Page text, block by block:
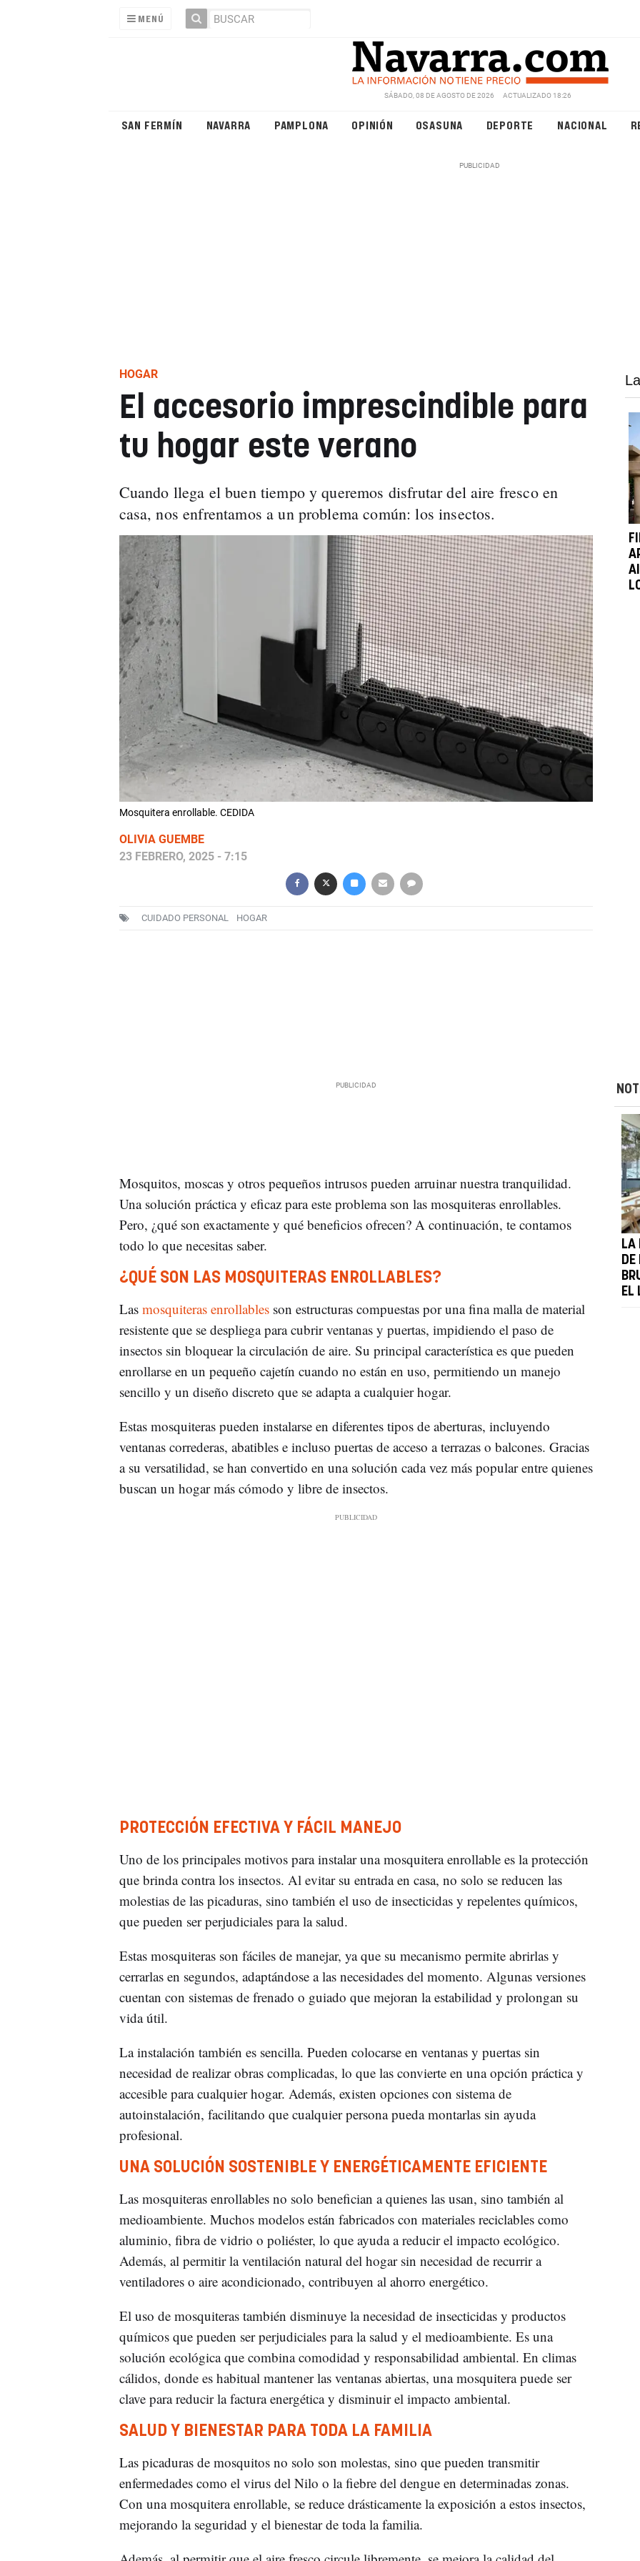
MENÚ
SÁBADO, 08 DE AGOSTO DE 2026 ACTUALIZADO 18:26
SAN FERMÍN NAVARRA PAMPLONA OPINIÓN OSASUNA DEPORTE NACIONAL
HOGAR
El accesorio imprescindible para
tu hogar este verano
Cuando llega el buen tiempo y queremos disfrutar del aire fresco en
casa, nos enfrentamos a un problema común: los insectos.
Mosquitera enrollable. CEDIDA
OLIVIA GUEMBE
23 FEBRERO, 2025 - 7:15
CUIDADO PERSONAL HOGAR
Mosquitos, moscas y otros pequeños intrusos pueden arruinar nuestra tranquilidad.
Una solución práctica y eficaz para este problema son las mosquiteras enrollables.
Pero, ¿qué son exactamente y qué beneficios ofrecen? A continuación, te contamos
todo lo que necesitas saber.
¿QUÉ SON LAS MOSQUITERAS ENROLLABLES?
Las mosquiteras enrollablesson estructuras compuestas por una fina malla de material
resistente que se despliega para cubrir ventanas y puertas, impidiendo el paso de
insectos sin bloquear la circulación de aire. Su principal característica es que pueden
enrollarse en un pequeño cajetín cuando no están en uso, permitiendo un manejo
sencillo y un diseño discreto que se adapta a cualquier hogar.
Estas mosquiteras pueden instalarse en diferentes tipos de aberturas, incluyendo
ventanas correderas, abatibles e incluso puertas de acceso a terrazas o balcones. Gracias
a su versatilidad, se han convertido en una solución cada vez más popular entre quienes
buscan un hogar más cómodo y libre de insectos.
PROTECCIÓN EFECTIVA Y FÁCIL MANEJO
Uno de los principales motivos para instalar una mosquitera enrollable es la protección
que brinda contra los insectos. Al evitar su entrada en casa, no solo se reducen las
molestias de las picaduras, sino también el uso de insecticidas y repelentes químicos,
que pueden ser perjudiciales para la salud.
Estas mosquiteras son fáciles de manejar, ya que su mecanismo permite abrirlas y
cerrarlas en segundos, adaptándose a las necesidades del momento. Algunas versiones
cuentan con sistemas de frenado o guiado que mejoran la estabilidad y prolongan su
vida útil.
La instalación también es sencilla. Pueden colocarse en ventanas y puertas sin
necesidad de realizar obras complicadas, lo que las convierte en una opción práctica y
accesible para cualquier hogar. Además, existen opciones con sistema de
autoinstalación, facilitando que cualquier persona pueda montarlas sin ayuda
profesional.
UNA SOLUCIÓN SOSTENIBLE Y ENERGÉTICAMENTE EFICIENTE
Las mosquiteras enrollables no solo benefician a quienes las usan, sino también al
medioambiente. Muchos modelos están fabricados con materiales reciclables como
aluminio, fibra de vidrio o poliéster, lo que ayuda a reducir el impacto ecológico.
Además, al permitir la ventilación natural del hogar sin necesidad de recurrir a
ventiladores o aire acondicionado, contribuyen al ahorro energético.
El uso de mosquiteras también disminuye la necesidad de insecticidas y productos
químicos que pueden ser perjudiciales para la salud y el medioambiente. Es una
solución ecológica que combina comodidad y responsabilidad ambiental. En climas
cálidos, donde es habitual mantener las ventanas abiertas, una mosquitera puede ser
clave para reducir la factura energética y disminuir el impacto ambiental.
SALUD Y BIENESTAR PARA TODA LA FAMILIA
Las picaduras de mosquitos no solo son molestas, sino que pueden transmitir
enfermedades como el virus del Nilo o la fiebre del dengue en determinadas zonas.
Con una mosquitera enrollable, se reduce drásticamente la exposición a estos insectos,
mejorando la seguridad y el bienestar de toda la familia.
LA
EL